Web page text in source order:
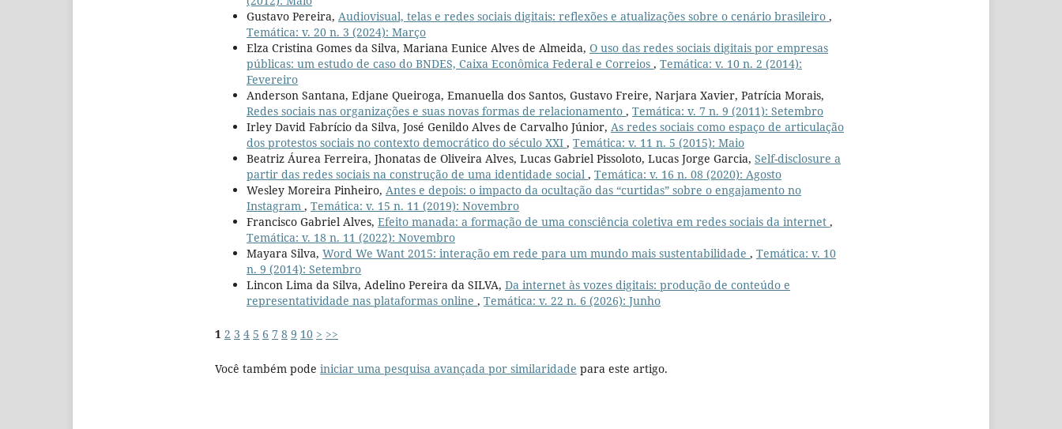
Gustavo Pereira, Audiovisual, telas e redes sociais digitais: reflexões e atualizações sobre o cenário brasileiro ,
Temática: v. 20 n. 3 (2024): Março
Elza Cristina Gomes da Silva, Mariana Eunice Alves de Almeida, O uso das redes sociais digitais por empresas
públicas: um estudo de caso do BNDES, Caixa Econômica Federal e Correios , Temática: v. 10 n. 2 (2014):
Fevereiro
Anderson Santana, Edjane Queiroga, Emanuella dos Santos, Gustavo Freire, Narjara Xavier, Patrícia Morais,
Redes sociais nas organizações e suas novas formas de relacionamento , Temática: v. 7 n. 9 (2011): Setembro
Irley David Fabrício da Silva, José Genildo Alves de Carvalho Júnior, As redes sociais como espaço de articulação
dos protestos sociais no contexto democrático do século XXI , Temática: v. 11 n. 5 (2015): Maio
Beatriz Áurea Ferreira, Jhonatas de Oliveira Alves, Lucas Gabriel Pissoloto, Lucas Jorge Garcia, Self-disclosure a
partir das redes sociais na construção de uma identidade social , Temática: v. 16 n. 08 (2020): Agosto
Wesley Moreira Pinheiro, Antes e depois: o impacto da ocultação das “curtidas” sobre o engajamento no
Instagram , Temática: v. 15 n. 11 (2019): Novembro
Francisco Gabriel Alves, Efeito manada: a formação de uma consciência coletiva em redes sociais da internet ,
Temática: v. 18 n. 11 (2022): Novembro
Mayara Silva, Word We Want 2015: interação em rede para um mundo mais sustentabilidade , Temática: v. 10
n. 9 (2014): Setembro
Lincon Lima da Silva, Adelino Pereira da SILVA, Da internet às vozes digitais: produção de conteúdo e
representatividade nas plataformas online , Temática: v. 22 n. 6 (2026): Junho
1 2 3 4 5 6 7 8 9 10 > >>
Você também pode iniciar uma pesquisa avançada por similaridade para este artigo.